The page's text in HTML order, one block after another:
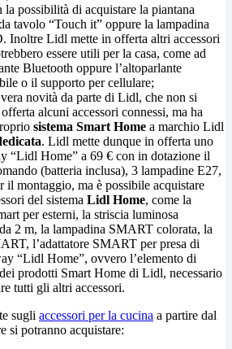
la possibilità di acquistare la piantana
tavolo “Touch it” oppure la lampadina
Inoltre Lidl mette in offerta altri accessori
essere utili per la casa, come ad
Bluetooth oppure l’altoparlante
o il supporto per cellulare;
novità da parte di Lidl, che non si
alcuni accessori connessi, ma ha
sistema Smart Home a marchio Lidl
. Lidl mette dunque in offerta uno
“Lidl Home” a 69 € con in dotazione il
(batteria inclusa), 3 lampadine E27,
il montaggio, ma è possibile acquistare
del sistema Lidl Home, come la
per esterni, la striscia luminosa
2 m, la lampadina SMART colorata, la
l’adattatore SMART per presa di
“Lidl Home”, ovvero l’elemento di
prodotti Smart Home di Lidl, necessario
tutti gli altri accessori.
sugli accessori per la cucina a partire dal
si potranno acquistare: